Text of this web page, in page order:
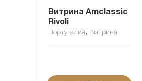
Витрина Amclassic
Rivoli
Португалия , Витрина